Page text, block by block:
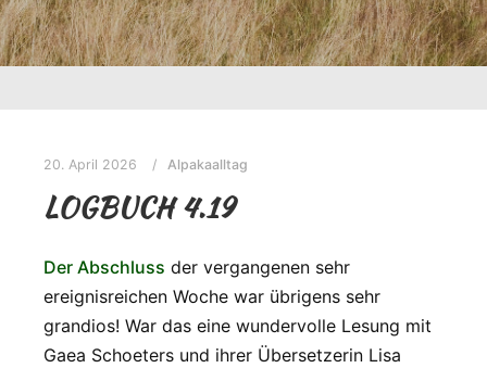
20. April 2026 Alpakaalltag
LOGBUCH 4.19
Der Abschluss der vergangenen sehr
ereignisreichen Woche war übrigens sehr
grandios! War das eine wundervolle Lesung mit
Gaea Schoeters und ihrer Übersetzerin Lisa